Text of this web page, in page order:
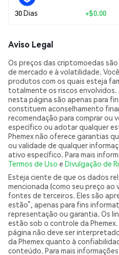
30 Dias +$0.00
Aviso Legal
Os preços das criptomoedas
de mercado e à volatilidade.
produtos com os quais esteja
totalmente os riscos
nesta página são apenas para
constituem aconselhamento
recomendação para comprar ou
específico ou adotar qualquer
Phemex não oferece garantias
ou validade de qualquer
ativo específico. Para mais
Termos de Uso e Divulgação de
Esteja ciente de que os dados
mencionada (como seu preço ao
fontes de terceiros. Eles são
estão”, apenas para fins
representação ou garantia. Os
estão sob o controle da
página não deve ser
da Phemex quanto à
conteúdo. Para mais